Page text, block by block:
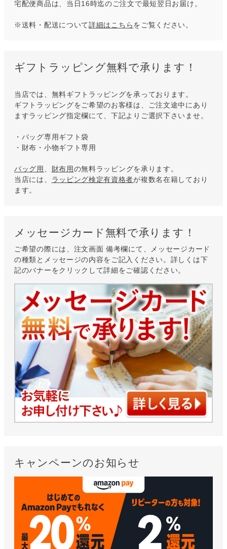
宅配便商品は、当日16時迄のご注文で最短翌日お届け。
※送料・配送について詳細はこちらをご覧ください。
ギフトラッピング無料で承ります！
当店では、無料ギフトラッピングを承っております。
ギフトラッピングをご希望のお客様は、ご注文途中にあり
ますラッピング指定欄にて、下記よりご選択下さいませ。
・バッグ専用ギフト袋
・財布・小物ギフト専用
バッグ用 、 財布用の無料ラッピングを承ります。
当店には、 ラッピング検定有資格者が複数名在籍しており
ます。
メッセージカード無料で承ります！
ご希望の際には、注文画面 備考欄にて、メッセージカード
の種類とメッセージの内容をご記入ください。詳しくは下
記のバナーをクリックして詳細をご確認ください。
キャンペーンのお知らせ